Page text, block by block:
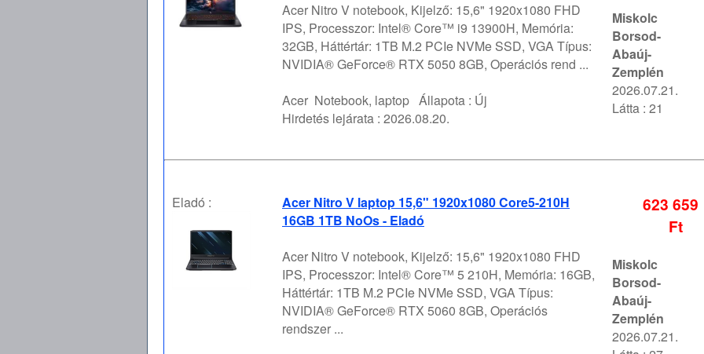
Acer Nitro V notebook, Kijelző: 15,6" 1920x1080 FHD
IPS, Processzor: Intel® Core™ i9 13900H, Memória:
32GB, Háttértár: 1TB M.2 PCIe NVMe SSD, VGA Típus:
NVIDIA® GeForce® RTX 5050 8GB, Operációs rend ...
Acer Notebook, laptop Állapota : Új
Hirdetés lejárata : 2026.08.20.
Miskolc
Borsod-
Abaúj-
Zemplén
2026.07.21.
Látta : 21
Eladó :
Acer Nitro V laptop 15,6" 1920x1080 Core5-210H
16GB 1TB NoOs - Eladó
Acer Nitro V notebook, Kijelző: 15,6" 1920x1080 FHD
IPS, Processzor: Intel® Core™ 5 210H, Memória: 16GB,
Háttértár: 1TB M.2 PCIe NVMe SSD, VGA Típus:
NVIDIA® GeForce® RTX 5060 8GB, Operációs
rendszer ...
623 659
Ft
Miskolc
Borsod-
Abaúj-
Zemplén
2026.07.21.